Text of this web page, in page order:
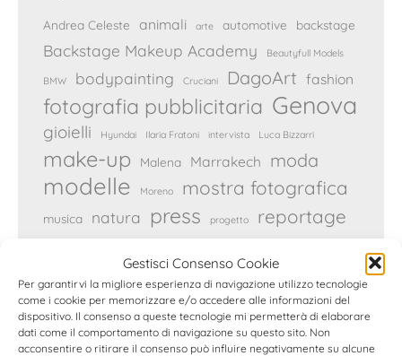
Gestisci Consenso Cookie
Per garantirvi la migliore esperienza di navigazione utilizzo tecnologie
come i cookie per memorizzare e/o accedere alle informazioni del
dispositivo. Il consenso a queste tecnologie mi permetterà di elaborare
dati come il comportamento di navigazione su questo sito. Non
acconsentire o ritirare il consenso può influire negativamente su alcune
Andrea Celeste animali arte automotive backstage
Backstage Makeup Academy Beautyfull Models
BMW bodypainting Cruciani DagoArt fashion
fotografia pubblicitaria Genova
gioielli Hyundai Ilaria Fratoni intervista Luca Bizzarri
make-up Malena Marrakech moda
modelle Moreno mostra fotografica
musica natura press progetto reportage
servizio fotografico
shooting fotografico Simona Denini sport stampe still-life
viaggi Zerodieci Studio